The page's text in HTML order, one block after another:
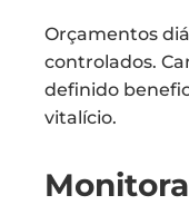
Orçamentos
controlados.
definido
vitalício.